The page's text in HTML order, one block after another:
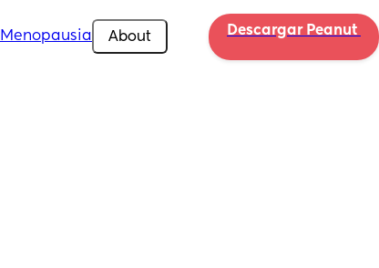
Menopausia About Descargar Peanut